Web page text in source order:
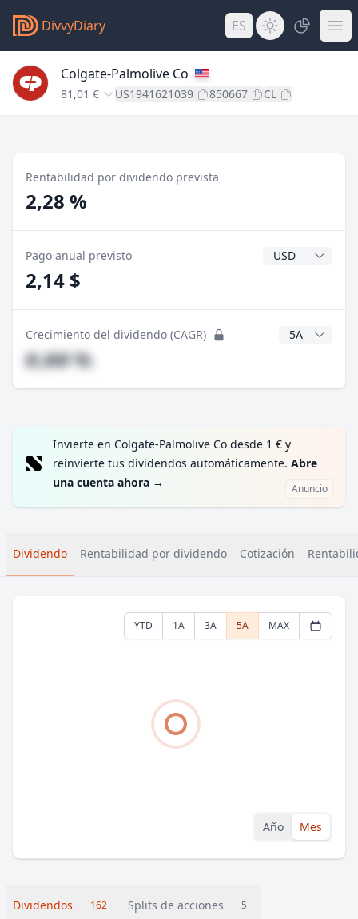
DivvyDiary ES
Colgate-Palmolive Co
81,01 € US1941621039 850667 CL
Rentabilidad por dividendo prevista
2,28 %
Pago anual previsto Divisa del
2,14 $
Crecimiento del dividendo (CAGR) Años CAGR
#,## %
Invierte en Colgate-Palmolive Co desde 1 € y
reinvierte tus dividendos automáticamente. Abre
una cuenta ahora → Anuncio
Dividendo Rentabilidad por dividendo Cotización
YTD 1A 3A 5A MAX
Año Mes
Dividendos 162 Splits de acciones 5